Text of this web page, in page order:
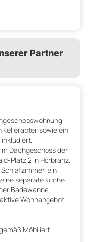
Partner
Kellerabteil sowie ein
Dachgeschoss der
Platz 2 in Hörbranz.
ein
separate Küche.
Badewanne
Wohnangebot
Möbiliert